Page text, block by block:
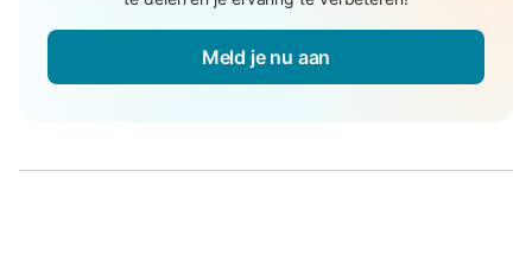
Meld je nu aan